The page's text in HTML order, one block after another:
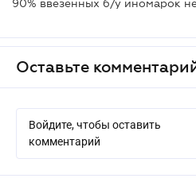
Оставьте
Войдите, чтобы оставить
комментарий